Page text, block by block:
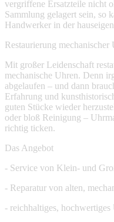
vergriffene Ersatzteile nicht
Sammlung gelagert sein, so
Handwerker in der
Restaurierung mechanischer
Mit großer Leidenschaft
mechanische Uhren. Denn
abgelaufen – und dann
Erfahrung und
guten Stücke wieder
oder bloß Reinigung –
richtig ticken.
Das Angebot
- Service von Klein- und
- Reparatur von alten,
- reichhaltiges,